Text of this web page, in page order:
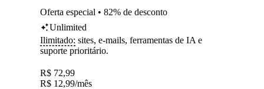
Oferta especial • 82% de desconto
Unlimited
Ilimitado: sites, e-mails, ferramentas de IA e
suporte prioritário.
R$ 72,99
R$ 12,99/mês